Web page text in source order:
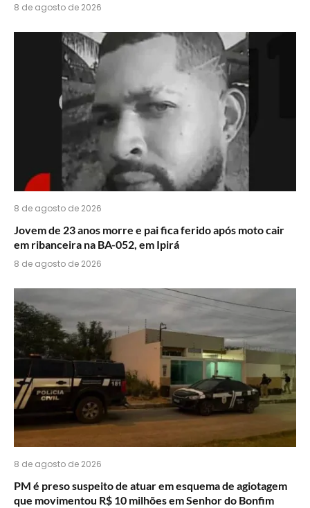
8 de agosto de 2026
8 de agosto de 2026
Jovem de 23 anos morre e pai fica ferido após moto cair
em ribanceira na BA-052, em Ipirá
8 de agosto de 2026
8 de agosto de 2026
PM é preso suspeito de atuar em esquema de agiotagem
que movimentou R$ 10 milhões em Senhor do Bonfim